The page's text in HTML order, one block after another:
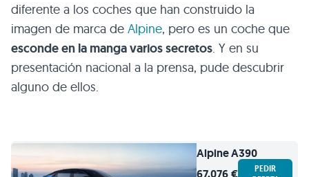
diferente a los coches que han construido la
imagen de marca de Alpine, pero es un coche que
esconde en la manga varios secretos. Y en su
presentación nacional a la prensa, pude descubrir
alguno de ellos.
AlpineA390
67.076 €
PEDIR